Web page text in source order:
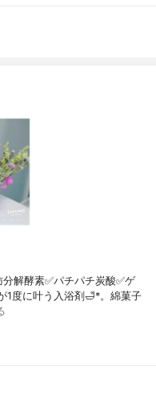
解酵素✅パチパチ炭酸✅ゲ
1度に叶う入浴剤🛁*。綿菓子